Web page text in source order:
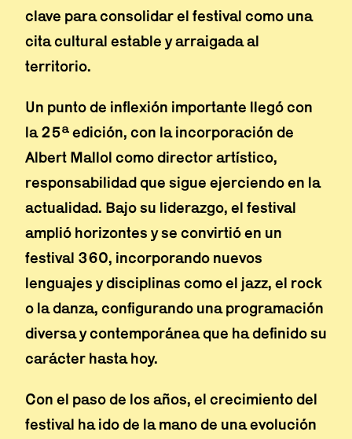
clave para consolidar el festival como una
cita cultural estable y arraigada al
territorio.
Un punto de inflexión importante llegó con
la 25ª edición, con la incorporación de
Albert Mallol como director artístico,
responsabilidad que sigue ejerciendo en la
actualidad. Bajo su liderazgo, el festival
amplió horizontes y se convirtió en un
festival 360, incorporando nuevos
lenguajes y disciplinas como el jazz, el rock
o la danza, configurando una programación
diversa y contemporánea que ha definido su
carácter hasta hoy.
Con el paso de los años, el crecimiento del
festival ha ido de la mano de una evolución